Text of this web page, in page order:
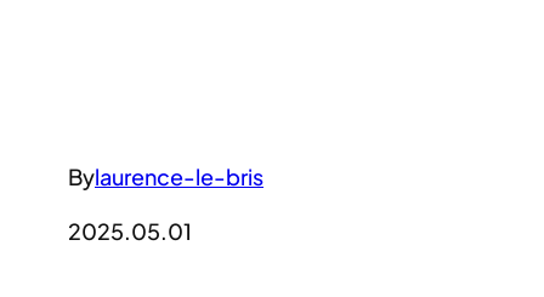
Bylaurence-le-bris
2025.05.01